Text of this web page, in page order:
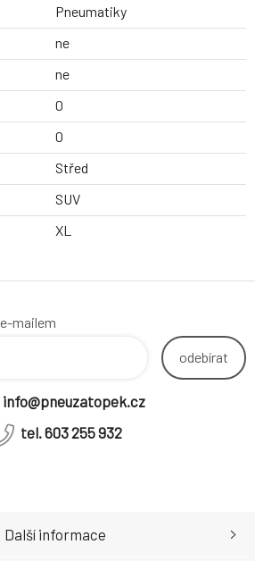
Pneumatiky
ne
ne
0
0
Střed
SUV
XL
mailem
odebírat
info@pneuzatopek.cz
tel. 603 255 932
Další informace